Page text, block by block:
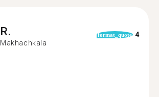
R.
Makhachkala
format_quote 4